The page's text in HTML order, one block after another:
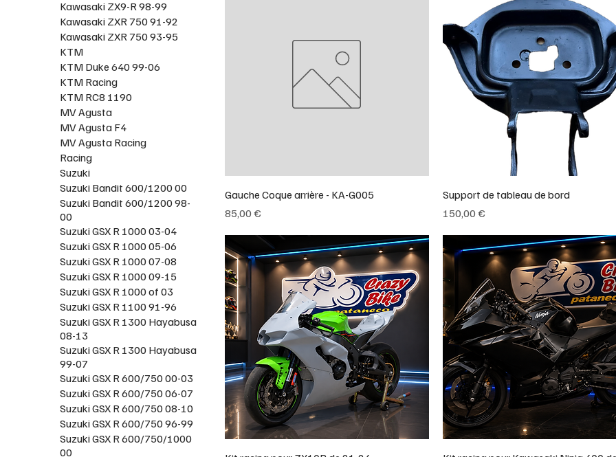
Kawasaki ZX9-R 98-99
Kawasaki ZXR 750 91-92
Kawasaki ZXR 750 93-95
KTM
KTM Duke 640 99-06
KTM Racing
KTM RC8 1190
MV Agusta
MV Agusta F4
MV Agusta Racing
Racing
Suzuki
Suzuki Bandit 600/1200 00
Suzuki Bandit 600/1200 98-
00
Suzuki GSX R 1000 03-04
Suzuki GSX R 1000 05-06
Suzuki GSX R 1000 07-08
Suzuki GSX R 1000 09-15
Suzuki GSX R 1000 of 03
Suzuki GSX R 1100 91-96
Suzuki GSX R 1300 Hayabusa
08-13
Suzuki GSX R 1300 Hayabusa
99-07
Suzuki GSX R 600/750 00-03
Suzuki GSX R 600/750 06-07
Suzuki GSX R 600/750 08-10
Suzuki GSX R 600/750 96-99
Suzuki GSX R 600/750/1000
00
Gauche Coque arrière - KA-G005
Prix
85,00 €
Support de tableau de bord
Prix
150,00 €